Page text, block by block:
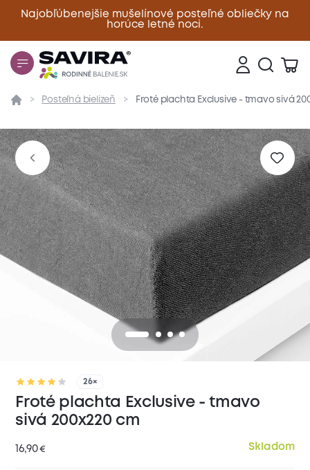
Najobľúbenejšie mušelínové posteľné obliečky na
horúce letné noci.
Zavrieť
Prehľad Parametre Popis produktu
Posteľná bielizeň Froté plachta Exclusive - tmavo sivá
26×
Froté plachta Exclusive - tmavo
sivá 200x220 cm
16,90€ Skladom